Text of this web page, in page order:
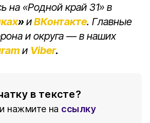
на «Родной край 31» в
»иВКонтакте. Главные
и округа — в наших
и Viber.
в тексте?
нажмите на ссылку